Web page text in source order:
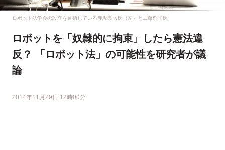
ロボット法学会の設立を目指している赤坂亮太氏（左）と工藤郁子氏
ロボットを「奴隷的に拘束」したら憲法違
反？ 「ロボット法」の可能性を研究者が議
論
2014年11月29日 12時00分